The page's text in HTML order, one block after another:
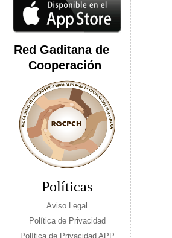
Red Gaditana de
Cooperación
Políticas
Aviso Legal
Política de Privacidad
Política de Privacidad APP